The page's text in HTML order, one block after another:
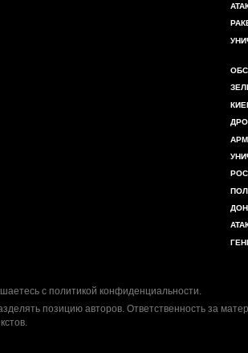
с политикой конфиденциальности.
позицию авторов. Ответственность за